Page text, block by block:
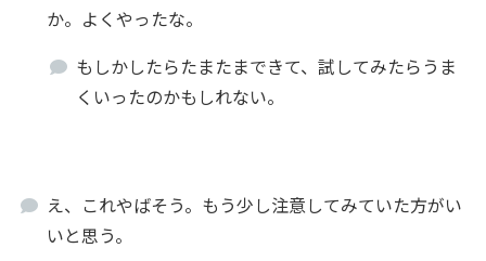
か。よくやったな。
もしかしたらたまたまできて、試してみたらうま
くいったのかもしれない。
え、これやばそう。もう少し注意してみていた方がい
いと思う。